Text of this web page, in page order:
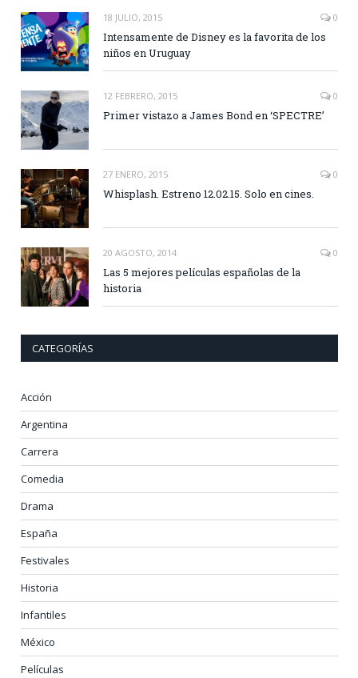
18 JULIO, 2015 0
Intensamente de Disney es la favorita de los
niños en Uruguay
12 FEBRERO, 2015 0
Primer vistazo a James Bond en ‘SPECTRE’
27 ENERO, 2015 0
Whisplash. Estreno 12.02.15. Solo en cines.
20 AGOSTO, 2014 0
Las 5 mejores películas españolas de la
historia
CATEGORÍAS
Acción
Argentina
Carrera
Comedia
Drama
España
Festivales
Historia
Infantiles
México
Películas